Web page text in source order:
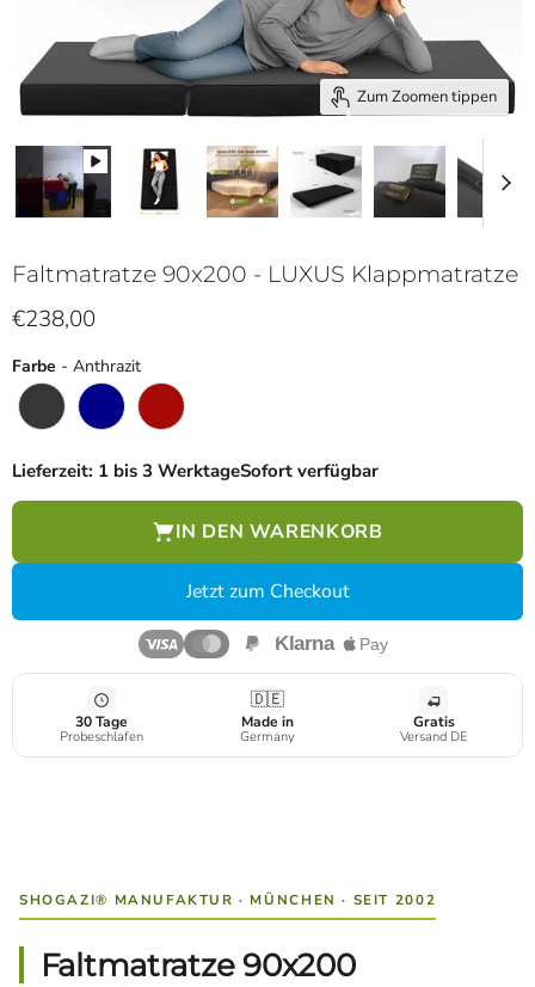
Zum Zoomen tippen
Faltmatratze 90x200 - LUXUS Klappmatratze
Aktueller Preis
€238,00
Farbe - AnthrazitFarbe
Lieferzeit: 1 bis 3 WerktageSofort verfügbar
IN DEN WARENKORB
Jetzt zum Checkout
30 Tage
Probeschlafen
🇩🇪
Made in
Germany
Gratis
Versand DE
SHOGAZI® MANUFAKTUR · MÜNCHEN · SEIT 2002
Faltmatratze 90x200